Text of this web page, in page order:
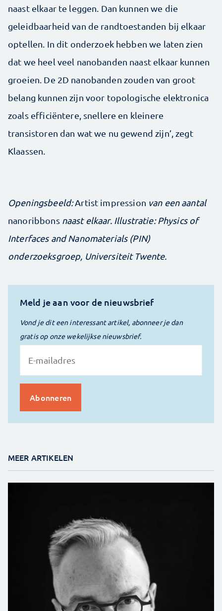
naast elkaar te leggen. Dan kunnen we die
geleidbaarheid van de randtoestanden bij elkaar
optellen. In dit onderzoek hebben we laten zien
dat we heel veel nanobanden naast elkaar kunnen
groeien. De 2D nanobanden zouden van groot
belang kunnen zijn voor topologische elektronica
zoals efficiëntere, snellere en kleinere
transistoren dan wat we nu gewend zijn’, zegt
Klaassen.
Openingsbeeld:Artist impression van een aantal
nanoribbonsnaast elkaar. Illustratie: Physics of
Interfaces and Nanomaterials (PIN)
onderzoeksgroep, Universiteit Twente.
Meld je aan voor de nieuwsbrief
Vond je dit een interessant artikel, abonneer je dan
gratis op onze wekelijkse nieuwsbrief.
MEER ARTIKELEN